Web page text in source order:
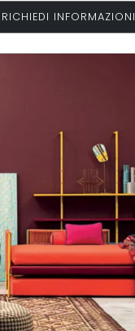
RICHIEDI INFORMAZIONI